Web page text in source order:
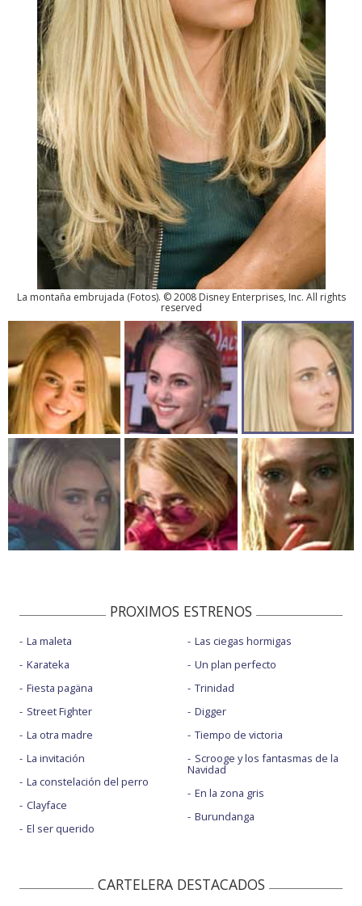
La montaña embrujada (Fotos). © 2008 Disney Enterprises, Inc. All rights
reserved
PROXIMOS ESTRENOS
La maleta
Karateka
Fiesta pagäna
Street Fighter
La otra madre
La invitación
La constelación del perro
Clayface
El ser querido
Las ciegas hormigas
Un plan perfecto
Trinidad
Digger
Tiempo de victoria
Scrooge y los fantasmas de la
Navidad
En la zona gris
Burundanga
CARTELERA DESTACADOS